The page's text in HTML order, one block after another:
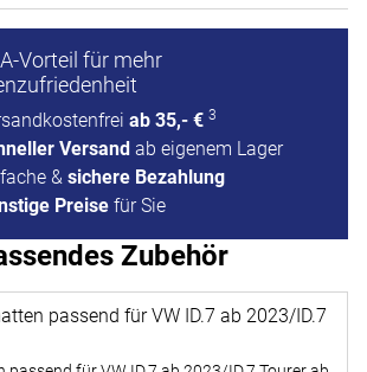
Vorteil für mehr
ab 35,- € 3
Versand ab eigenem Lager
& sichere Bezahlung
Preise für Sie
Zubehör